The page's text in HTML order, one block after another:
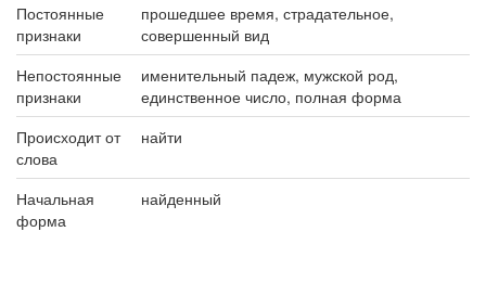
Постоянные
признаки
прошедшее время, страдательное,
совершенный вид
Непостоянные
признаки
именительный падеж, мужской род,
единственное число, полная форма
Происходит от
слова
найти
Начальная
форма
найденный